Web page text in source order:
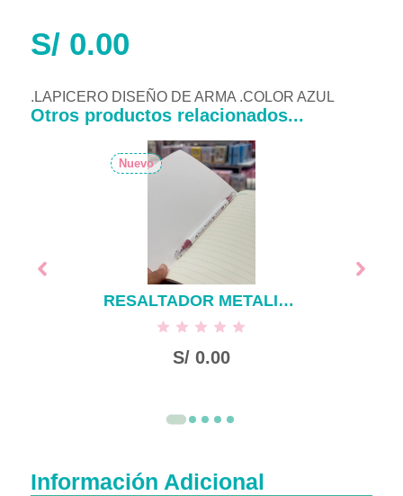
S/0.00
.LAPICERO DISEÑO DE ARMA .COLOR AZUL
Otros productos relacionados...
Nuevo
RESALTADOR METALICO
S/0.00
Información Adicional